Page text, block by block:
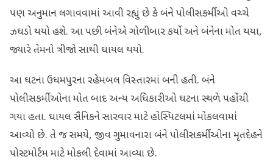
પણ અનુમાન લગાવવામાં આવી રહ્યું છે કે બંને પોલીસકર્મીઓ વચ્ચે
ઝઘડો થયો હશે. આ પછી બંનેએ ગોળીબાર કર્યો અને બંનેના મોત થયા,
જ્યારે તેમનો ત્રીજો સાથી ઘાયલ થયો.
આ ઘટના ઉધમપુરના રહેમબલ વિસ્તારમાં બની હતી. બંને
પોલીસકર્મીઓના મોત બાદ અન્ય અધિકારીઓ ઘટના સ્થળે પહોંચી
ગયા હતા. ઘાયલ સૈનિકને સારવાર માટે હોસ્પિટલમાં મોકલવામાં
આવ્યો છે. તે જ સમયે, જીવ ગુમાવનારા બંને પોલીસકર્મીઓના મૃતદેહને
પોસ્ટમોર્ટમ માટે મોકલી દેવામાં આવ્યા છે.